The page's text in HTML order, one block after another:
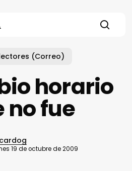
(Correo)
horario
no fue
19 de octubre de 2009